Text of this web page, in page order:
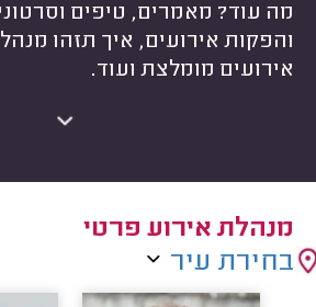
מה עוד? מאמרים, טיפים
והפקות אירועים, איך תזהו
אירועים מומלצת ועוד.
מנהלת אירוע פרטי
בחירת עיר